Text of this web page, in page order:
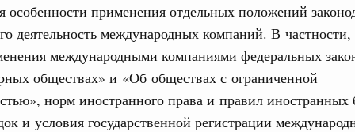
особенности применения отдельных положений
деятельность международных компаний. В частности,
международными компаниями федеральных
обществах» и «Об обществах с ограниченной
норм иностранного права и правил иностранных
и условия государственной регистрации
порядка назначения лекарственных препаратов для
Правительством Федеральный
вопросов обеспечения
Email